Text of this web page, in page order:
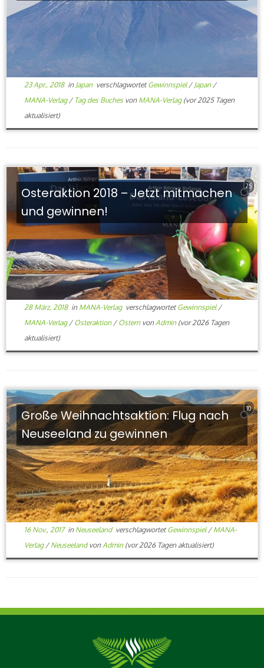
23 Apr., 2018in Japan verschlagwortetGewinnspiel / Japan /
MANA-Verlag / Tag des Buches von MANA-Verlag(vor 2025 Tagen
aktualisiert)
25
Osteraktion 2018 – Jetzt mitmachen
und gewinnen!
28 März, 2018in MANA-Verlag verschlagwortetGewinnspiel /
MANA-Verlag / Osteraktion / Ostern von Admin(vor 2026 Tagen
aktualisiert)
10
Große Weihnachtsaktion: Flug nach
Neuseeland zu gewinnen
16 Nov., 2017in Neuseeland verschlagwortetGewinnspiel / MANA-
Verlag / Neuseelandvon Admin(vor 2026 Tagen aktualisiert)